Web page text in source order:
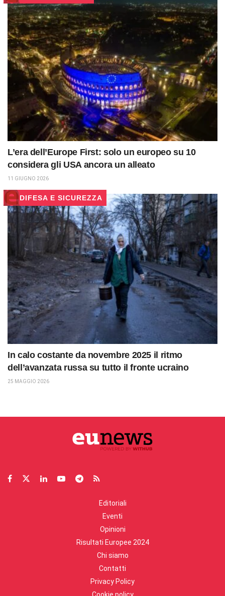
L’era dell’Europe First: solo un europeo su 10
considera gli USA ancora un alleato
11 GIUGNO 2026
DIFESA E SICUREZZA
In calo costante da novembre 2025 il ritmo
dell’avanzata russa su tutto il fronte ucraino
25 MAGGIO 2026
Editoriali
Eventi
Opinioni
Risultati Europee 2024
Chi siamo
Contatti
Privacy Policy